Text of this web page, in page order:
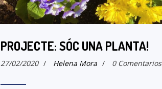
PROJECTE: SÓC UNA PLANTA!
27/02/2020 / Helena Mora / 0 Comentarios